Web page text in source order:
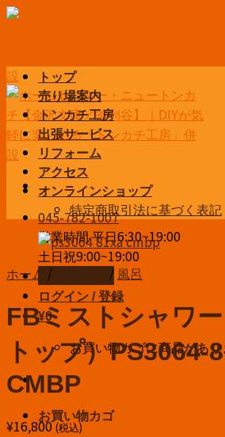
Skip
045-782-1007
営業時間 平日6:30~19:00
土日祝9:00~19:00
お問い合わせ
ログイン / 登録
¥0
お買い物カゴに商品があり
お買い物カゴ
トップ
売り場案内
トンカチ工房
出張サービス
リフォーム
アクセス
オンラインショップ
特定商取引法に基づく表記
ホーム / / 風呂
FBミストシャワ
トップ）PS3064-
CMBP
¥16,800 (税込)